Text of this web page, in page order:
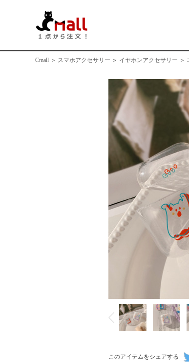
Cmall ＞ スマホアクセサリー ＞ イヤホンアクセサリー ＞
このアイテムをシェアする